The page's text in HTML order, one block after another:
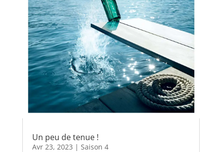
Un peu de tenue !
Avr 23, 2023 | Saison 4